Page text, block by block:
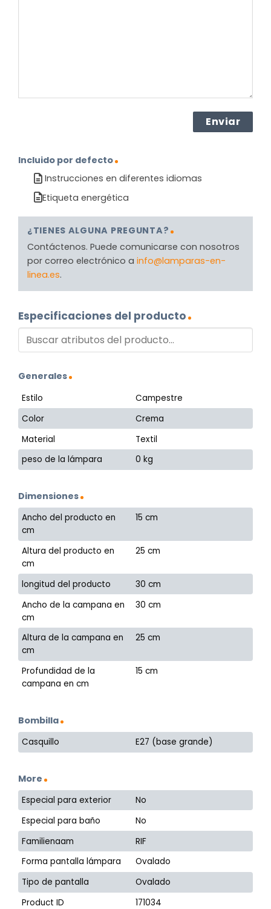
Incluido por defecto
Instrucciones en diferentes idiomas
Etiqueta energética
¿TIENES ALGUNA PREGUNTA?
Contáctenos. Puede comunicarse con nosotros
por correo electrónico a info@lamparas-en-
linea.es.
Especificaciones del producto
Generales
Estilo
Campestre
Color
Crema
Material
Textil
peso de la lámpara
0 kg
Dimensiones
Ancho del producto en
cm
15 cm
Altura del producto en
cm
25 cm
longitud del producto
30 cm
Ancho de la campana en
cm
30 cm
Altura de la campana en
cm
25 cm
Profundidad de la
campana en cm
15 cm
Bombilla
Casquillo E27 (base grande)
More
Especial para exterior
No
Especial para baño
No
Familienaam
RIF
Forma pantalla lámpara
Ovalado
Tipo de pantalla
Ovalado
Product ID
171034